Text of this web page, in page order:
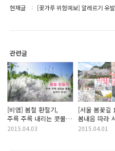
현재글 [꽃가루 위험예보] 알레르기 유
관련글
[비염] 봄철 환절기,
주륵 주륵 내리는 콧물!
알러지 비상!
2015.04.03
[서울 봄꽃길
봄내음 따라
즐기는 봄꽃길!
2015.04.01